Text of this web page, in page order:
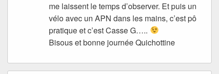
me laissent le temps d’observer. Et puis un
vélo avec un APN dans les mains, c’est pô
pratique et c’est Casse G…..
Bisous et bonne journée Quichottine